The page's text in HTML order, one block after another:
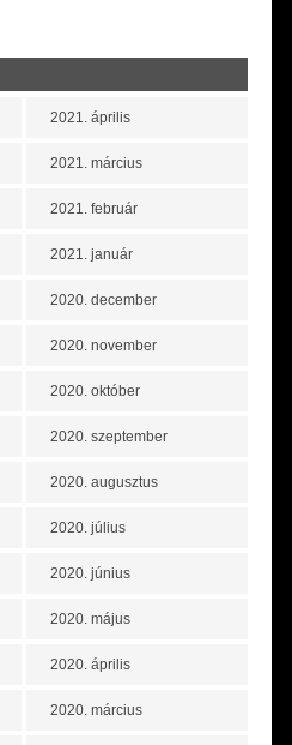
2021. április
2021. március
2021. február
2021. január
2020. december
2020. november
2020. október
2020. szeptember
2020. augusztus
2020. július
2020. június
2020. május
2020. április
2020. március